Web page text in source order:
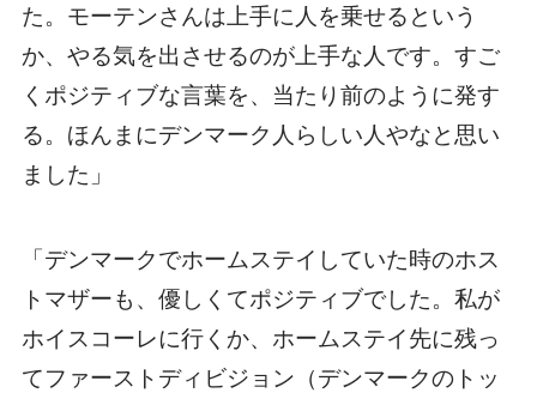
た。モーテンさんは上手に人を乗せるという
か、やる気を出させるのが上手な人です。すご
くポジティブな言葉を、当たり前のように発す
る。ほんまにデンマーク人らしい人やなと思い
ました」
「デンマークでホームステイしていた時のホス
トマザーも、優しくてポジティブでした。私が
ホイスコーレに行くか、ホームステイ先に残っ
てファーストディビジョン（デンマークのトッ